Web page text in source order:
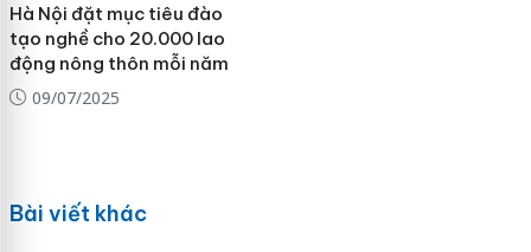
Hà Nội đặt mục tiêu đào
tạo nghề cho 20.000 lao
động nông thôn mỗi năm
09/07/2025
Bài viết khác